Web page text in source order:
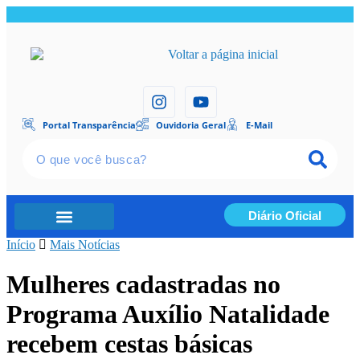
Portal Transparência Ouvidoria Geral E-Mail
Diário Oficial
Início Mais Notícias
Mulheres cadastradas no
Programa Auxílio Natalidade
recebem cestas básicas